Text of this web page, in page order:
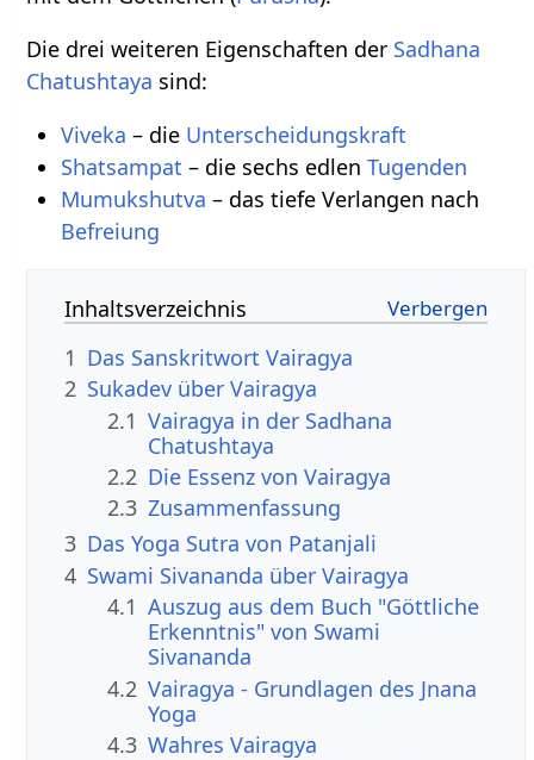
Die drei weiteren Eigenschaften der Sadhana
Chatushtaya sind:
Viveka – die Unterscheidungskraft
Shatsampat – die sechs edlen Tugenden
Mumukshutva – das tiefe Verlangen nach
Befreiung
Inhaltsverzeichnis
1 Das Sanskritwort Vairagya
2 Sukadev über Vairagya
2.1 Vairagya in der Sadhana
Chatushtaya
2.2 Die Essenz von Vairagya
2.3 Zusammenfassung
3 Das Yoga Sutra von Patanjali
4 Swami Sivananda über Vairagya
4.1 Auszug aus dem Buch "Göttliche
Erkenntnis" von Swami
Sivananda
4.2 Vairagya - Grundlagen des Jnana
Yoga
4.3 Wahres Vairagya